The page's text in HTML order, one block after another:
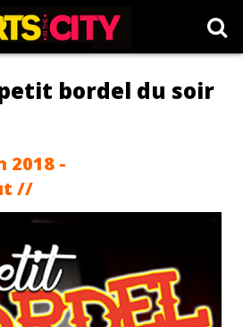
bordel du soir
2018 -
//